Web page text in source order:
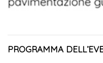
PROGRAMMA